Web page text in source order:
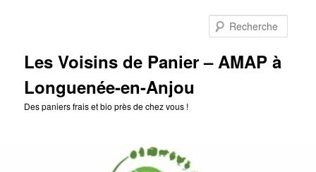
Les Voisins de Panier – AMAP à
Longuenée-en-Anjou
Des paniers frais et bio près de chez vous !